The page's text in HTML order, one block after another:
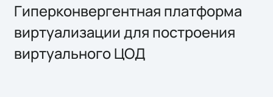
Гиперконвергентная платформа
виртуализации для построения
виртуального ЦОД